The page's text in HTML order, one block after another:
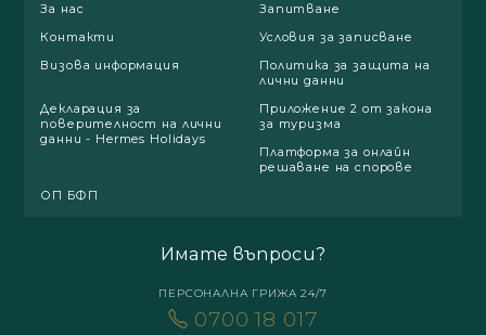
За нас
Запитване
Контакти
Условия за записване
Визова информация
Политика за защита на
лични данни
Декларация за
поверителност на лични
данни - Hermes Holidays
Приложение 2 от закона
за туризма
Платформа за онлайн
решаване на спорове
ОП БФП
Имате въпроси?
ПЕРСОНАЛНА ГРИЖА 24/7
0700 18 017